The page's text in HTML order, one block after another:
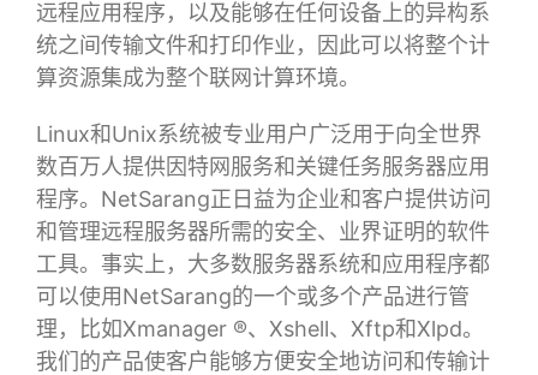
远程应用程序，以及能够在任何设备上的异构系
统之间传输文件和打印作业，因此可以将整个计
算资源集成为整个联网计算环境。
Linux和Unix系统被专业用户广泛用于向全世界
数百万人提供因特网服务和关键任务服务器应用
程序。NetSarang正日益为企业和客户提供访问
和管理远程服务器所需的安全、业界证明的软件
工具。事实上，大多数服务器系统和应用程序都
可以使用NetSarang的一个或多个产品进行管
理，比如Xmanager ®、Xshell、Xftp和Xlpd。
我们的产品使客户能够方便安全地访问和传输计